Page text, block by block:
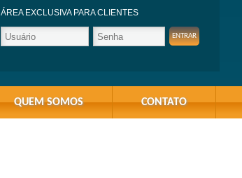
ÁREA EXCLUSIVA PARA CLIENTES
QUEM SOMOS CONTATO